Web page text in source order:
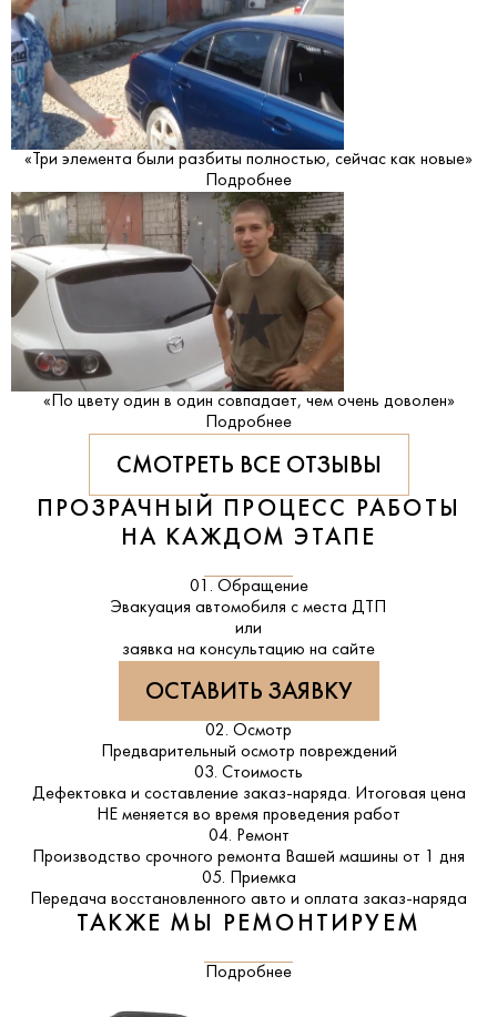
«Три элемента были разбиты полностью, сейчас как новые»
Подробнее
«По цвету один в один совпадает, чем очень доволен»
Подробнее
СМОТРЕТЬ ВСЕ ОТЗЫВЫ
ПРОЗРАЧНЫЙ ПРОЦЕСС РАБОТЫ
НА КАЖДОМ ЭТАПЕ
01. Обращение
Эвакуация автомобиля с места ДТП
или
заявка на консультацию на сайте
ОСТАВИТЬ ЗАЯВКУ
02. Осмотр
Предварительный осмотр повреждений
03. Стоимость
Дефектовка и составление заказ-наряда. Итоговая цена
НЕ меняется во время проведения работ
04. Ремонт
Производство срочного ремонта Вашей машины от 1 дня
05. Приемка
Передача восстановленного авто и оплата заказ-наряда
ТАКЖЕ МЫ РЕМОНТИРУЕМ
Подробнее